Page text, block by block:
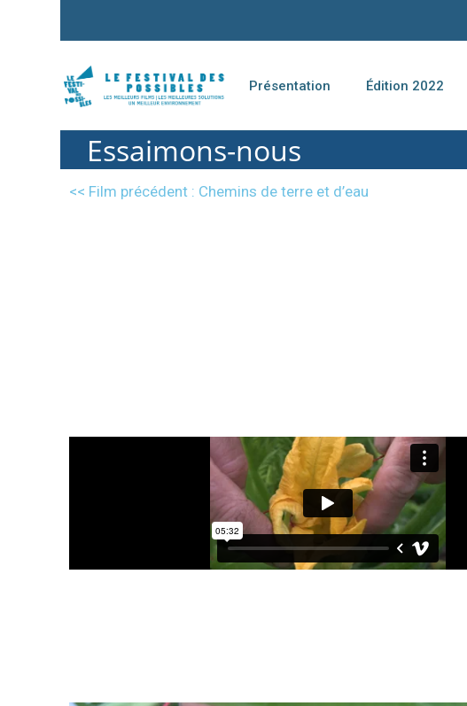
Présentation Édition 2022
Essaimons-nous
<< Film précédent : Chemins de terre et d’eau